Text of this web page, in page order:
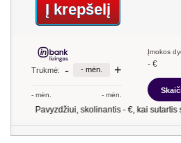
Į krepšelį